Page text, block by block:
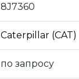
8J7360
Caterpillar (CAT)
по запросу